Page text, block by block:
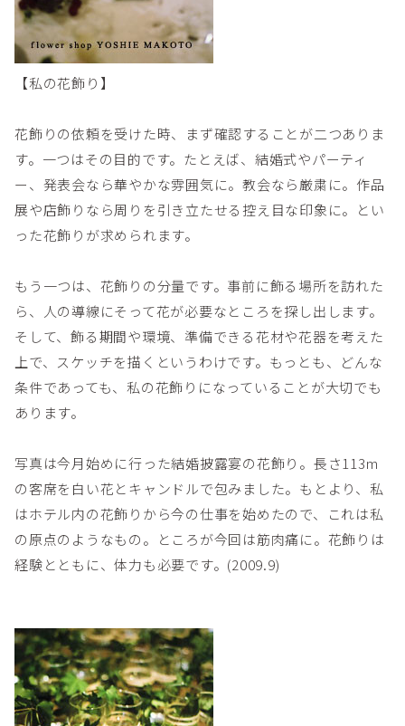
【私の花飾り】
花飾りの依頼を受けた時、まず確認することが二つありま
す。一つはその目的です。たとえば、結婚式やパーティ
ー、発表会なら華やかな雰囲気に。教会なら厳粛に。作品
展や店飾りなら周りを引き立たせる控え目な印象に。とい
った花飾りが求められます。
もう一つは、花飾りの分量です。事前に飾る場所を訪れた
ら、人の導線にそって花が必要なところを探し出します。
そして、飾る期間や環境、準備できる花材や花器を考えた
上で、スケッチを描くというわけです。もっとも、どんな
条件であっても、私の花飾りになっていることが大切でも
あります。
写真は今月始めに行った結婚披露宴の花飾り。長さ113m
の客席を白い花とキャンドルで包みました。もとより、私
はホテル内の花飾りから今の仕事を始めたので、これは私
の原点のようなもの。ところが今回は筋肉痛に。花飾りは
経験とともに、体力も必要です。(2009.9)